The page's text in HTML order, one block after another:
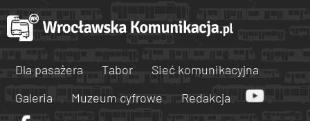
Dla pasażera Tabor
Sieć komunikacyjna
Galeria
Muzeum cyfrowe Redakcja